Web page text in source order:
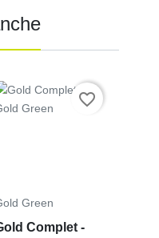
Prezzo
Green
Complet -
favorite_border